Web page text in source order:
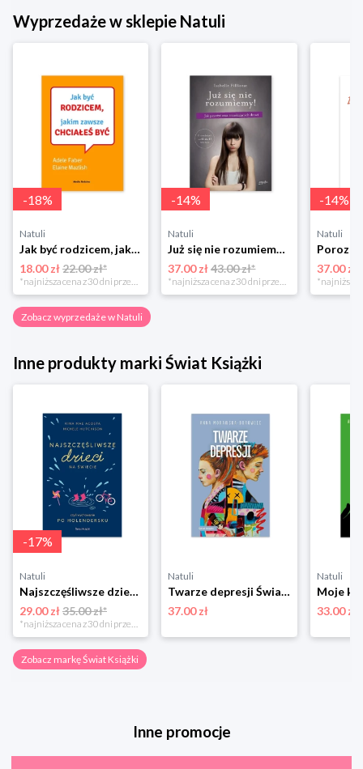
Wyprzedaże w sklepie Natuli
-18%
Natuli
Jak być rodzicem, jakim zawsze chciałeś być Media rodzina
18.00 zł22.00 zł*
*najniższa cena z 30 dni przed obniżką
-14%
Natuli
Już się nie rozumiemy! Jak przeżyć czas trzaskających drzwi Esprit
37.00 zł 43.00 zł*
*najniższa cena z 30 dni przed obniżką
-14%
Natuli
37.00 zł
Zobacz wyprzedaże w Natuli
Inne produkty marki Świat Książki
-17%
Natuli
Najszczęśliwsze dzieci na świecie Świat książki
29.00 zł35.00 zł*
Natuli
Twarze depresji Świat książki
37.00 zł
Natuli
33.00 zł
Zobacz markę Świat Książki
Inne promocje